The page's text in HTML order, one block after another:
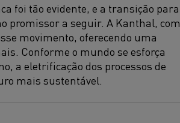
foi tão evidente, e a transição para
promissor a seguir. A Kanthal, com
movimento, oferecendo uma
Conforme o mundo se esforça
a eletrificação dos processos de
mais sustentável.